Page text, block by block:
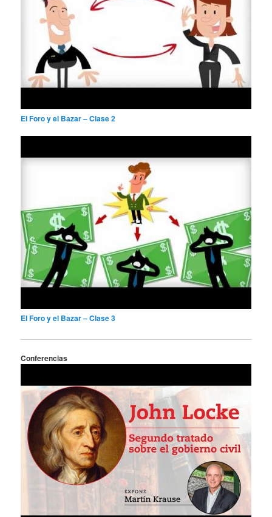
El Foro y el Bazar – Clase 2
El Foro y el Bazar – Clase 3
Conferencias